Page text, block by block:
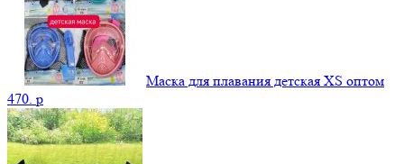
Маска для плавания детская XS оптом
470. p